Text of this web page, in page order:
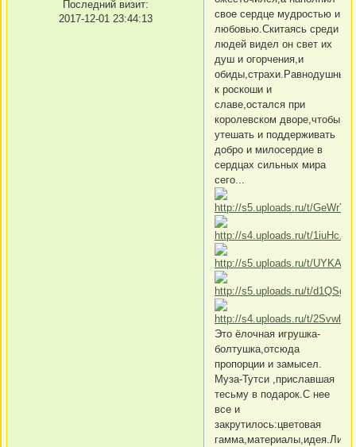
Последний визит:
2017-12-01 23:44:13
свое сердце мудростью и
любовью.Скитаясь среди
людей видел он свет их
душ и огорчения,и
обиды,страхи.Равнодушный
к роскоши и
славе,остался при
королевском дворе,чтобы
утешать и поддерживать
добро и милосердие в
сердцах сильных мира
сего...
Это ёлочная игрушка-
болтушка,отсюда
пропорции и замысел.
Муза-Тутси ,приславшая
тесьму в подарок.С нее
все и
закрутилось:цветовая